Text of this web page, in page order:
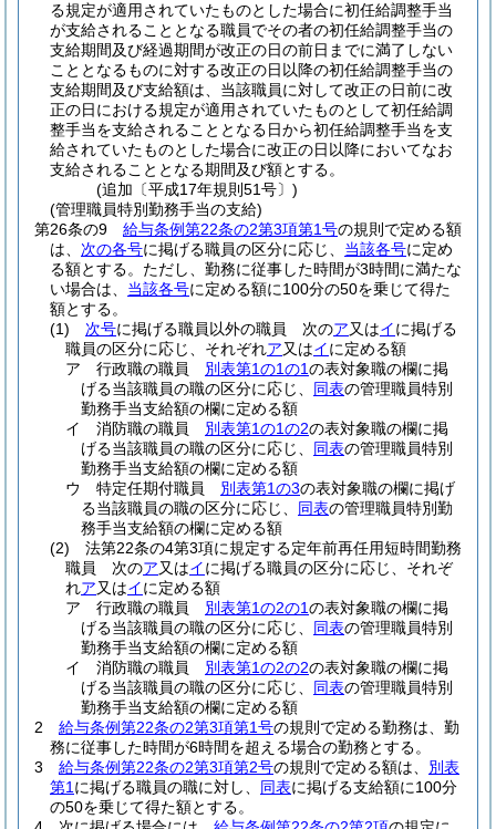
る規定が適用されていたものとした場合に初任給調整手当
が支給されることとなる職員でその者の初任給調整手当の
支給期間及び経過期間が改正の日の前日までに満了しない
こととなるものに対する改正の日以降の初任給調整手当の
支給期間及び支給額は、当該職員に対して改正の日前に改
正の日における規定が適用されていたものとして初任給調
整手当を支給されることとなる日から初任給調整手当を支
給されていたものとした場合に改正の日以降においてなお
支給されることとなる期間及び額とする。
(追加〔平成17年規則51号〕)
(管理職員特別勤務手当の支給)
第26条の9
給与条例第22条の2第3項第1号の規則で定める額
は、 次の各号に掲げる職員の区分に応じ、 当該各号に定め
る額とする。 ただし、勤務に従事した時間が3時間に満たな
い場合は、 当該各号に定める額に100分の50を乗じて得た
額とする。
(1)
次号に掲げる職員以外の職員 次のア又はイに掲げる
職員の区分に応じ、それぞれア又はイに定める額
ア
行政職の職員 別表第1の1の1の表対象職の欄に掲
げる当該職員の職の区分に応じ、 同表の管理職員特別
勤務手当支給額の欄に定める額
イ
消防職の職員 別表第1の1の2の表対象職の欄に掲
げる当該職員の職の区分に応じ、 同表の管理職員特別
勤務手当支給額の欄に定める額
ウ
特定任期付職員 別表第1の3の表対象職の欄に掲げ
る当該職員の職の区分に応じ、 同表の管理職員特別勤
務手当支給額の欄に定める額
(2)
法第22条の4第3項に規定する定年前再任用短時間勤務
職員 次のア又はイに掲げる職員の区分に応じ、それぞ
れア又はイに定める額
ア
行政職の職員 別表第1の2の1の表対象職の欄に掲
げる当該職員の職の区分に応じ、 同表の管理職員特別
勤務手当支給額の欄に定める額
イ
消防職の職員 別表第1の2の2の表対象職の欄に掲
げる当該職員の職の区分に応じ、 同表の管理職員特別
勤務手当支給額の欄に定める額
2
給与条例第22条の2第3項第1号の規則で定める勤務は、勤
務に従事した時間が6時間を超える場合の勤務とする。
3
給与条例第22条の2第3項第2号の規則で定める額は、 別表
第1 に掲げる職員の職に対し、 同表に掲げる支給額に100分
の50を乗じて得た額とする。